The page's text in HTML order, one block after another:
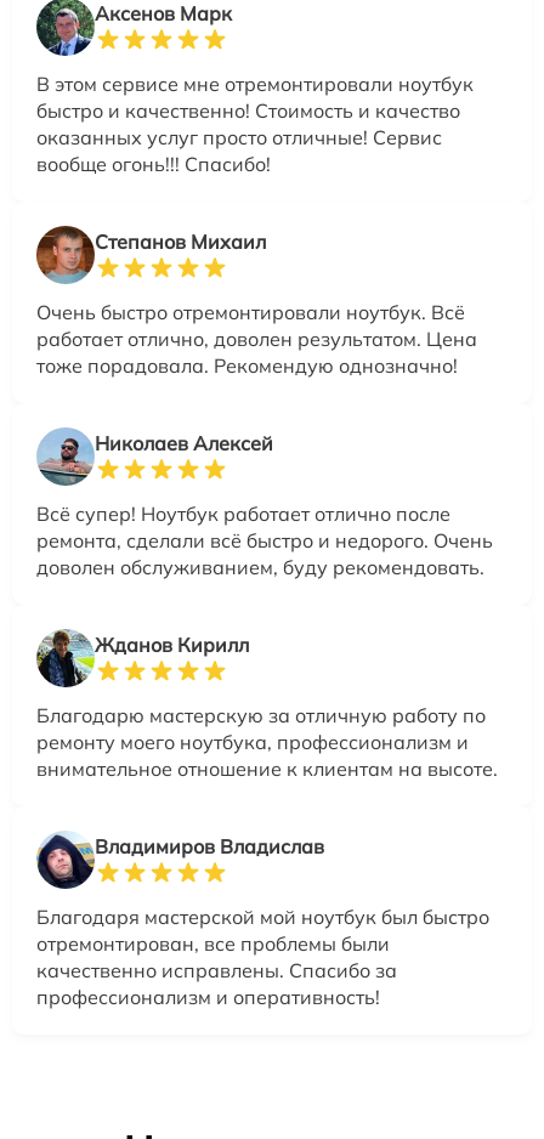
Аксенов Марк
В этом сервисе мне отремонтировали ноутбук
быстро и качественно! Стоимость и качество
оказанных услуг просто отличные! Сервис
вообще огонь!!! Спасибо!
Степанов Михаил
Очень быстро отремонтировали ноутбук. Всё
работает отлично, доволен результатом. Цена
тоже порадовала. Рекомендую однозначно!
Николаев Алексей
Всё супер! Ноутбук работает отлично после
ремонта, сделали всё быстро и недорого. Очень
доволен обслуживанием, буду рекомендовать.
Жданов Кирилл
Благодарю мастерскую за отличную работу по
ремонту моего ноутбука, профессионализм и
внимательное отношение к клиентам на высоте.
Владимиров Владислав
Благодаря мастерской мой ноутбук был быстро
отремонтирован, все проблемы были
качественно исправлены. Спасибо за
профессионализм и оперативность!